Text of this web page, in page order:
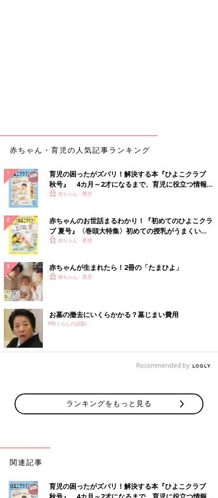
赤ちゃん・育児の人気記事ランキング
育児の困ったがズバリ！解決する本『ひよこクラブ
秋号』 4カ月～2才になるまで、育児に役立つ情報が
いっぱい！
赤ちゃん・育児
赤ちゃんのお世話まるわかり！『初めてのひよこクラ
ブ 夏号』〈巻頭大特集〉初めての授乳がうまくい
く！ おっぱい・ミルクの基本と夏のトラブル 解決テ
赤ちゃん・育児
赤ちゃんが生まれたら！2冊の「たまひよ」
赤ちゃん・育児
お墓の撤去にいくらかかる？墓じまい費用
PR(くらしの話題)
Recommended by
ランキングをもっと見る
関連記事
育児の困ったがズバリ！解決する本『ひよこクラブ